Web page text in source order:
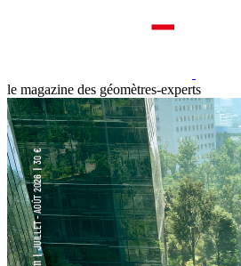
le magazine des géomètres-experts